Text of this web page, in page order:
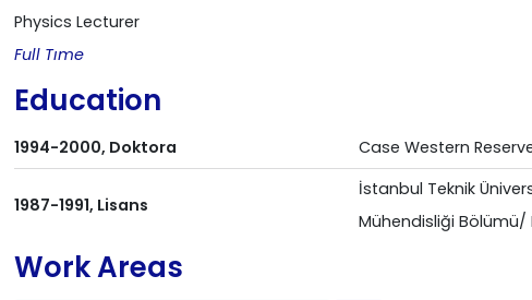
Physics Lecturer
Full Tıme
Education
1994-2000, Doktora Case Western
1987-1991, Lisans
İstanbul Teknik
Mühendisliği Bölümü/
Work Areas